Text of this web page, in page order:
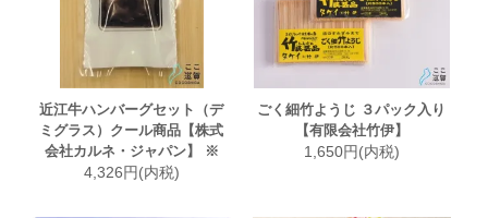
近江牛ハンバーグセット（デ
ミグラス）クール商品【株式
会社カルネ・ジャパン】 ※
4,326円(内税)
ごく細竹ようじ ３パック入り
【有限会社竹伊】
1,650円(内税)